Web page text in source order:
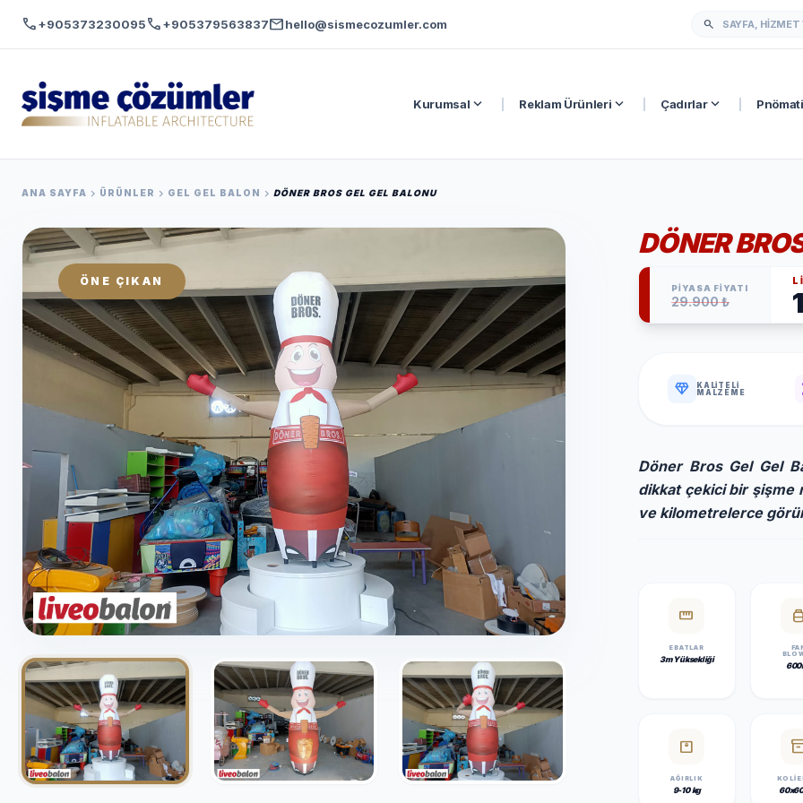
call+905373230095call+905379563837mailhello@sismecozumler.com search
Kurumsal expand_more Reklam Ürünleri expand_more Çadırlarexpand_more
ANA SAYFA chevron_right ÜRÜNLER chevron_right GEL GEL BALON chevron_right DÖNER BROS GEL GEL BALONU
ÖNE ÇIKAN
DÖNER
PİYASA FİYATI
29.900 ₺
diamond
KALITELI
MALZEME
Döner Bros Gel Gel
dikkat çekici bir şişme
ve kilometrelerce
straighten
EBATLAR
3m Yüksekliği
propane_tank
monitor_weight
AĞIRLIK
9-10 kg
KOLI